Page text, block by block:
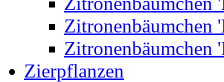
Zitronenbäumchen
Zitronenbäumchen
Zierpflanzen